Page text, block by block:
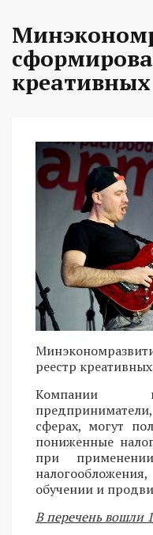
реестр
Компании и
сферах, могут
пониженные
при
обучении и
В перечень вошли